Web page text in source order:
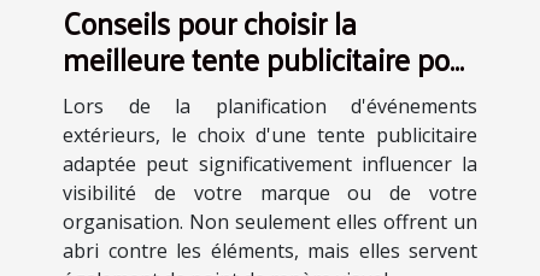
Conseils pour choisir la
meilleure tente publicitaire pour
vos événements
Lors de la planification d'événements
extérieurs, le choix d'une tente publicitaire
adaptée peut significativement influencer la
visibilité de votre marque ou de votre
organisation. Non seulement elles offrent un
abri contre les éléments, mais elles servent